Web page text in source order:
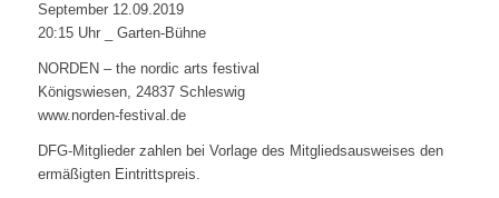
September 12.09.2019
20:15 Uhr _ Garten-Bühne
NORDEN – the nordic arts festival
Königswiesen, 24837 Schleswig
www.norden-festival.de
DFG-Mitglieder zahlen bei Vorlage des Mitgliedsausweises den
ermäßigten Eintrittspreis.